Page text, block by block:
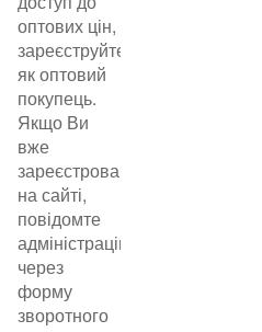
оптових цін,
зареєструйтеся
як оптовий
покупець.
Якщо Ви
вже
зареєстровані
на сайті,
повідомте
адміністрацію
через
форму
зворотного